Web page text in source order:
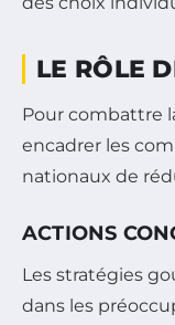
LE RÔLE
Pour combattre
encadrer les
nationaux de
ACTIONS
Les stratégies
dans les